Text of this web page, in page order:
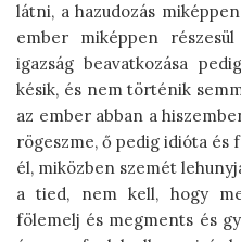
látni, a hazudozás
ember miképpen
igazság beavatkozása
késik, és nem történik
az ember abban a
rögeszme, ő pedig idióta és
él, miközben szemét
a tied, nem kell, hogy
fölemelj és megments és